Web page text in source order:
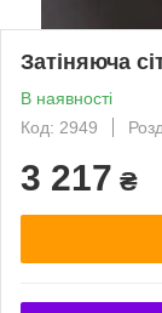
Затіняюча
В наявності
Код: 2949
3 217 ₴